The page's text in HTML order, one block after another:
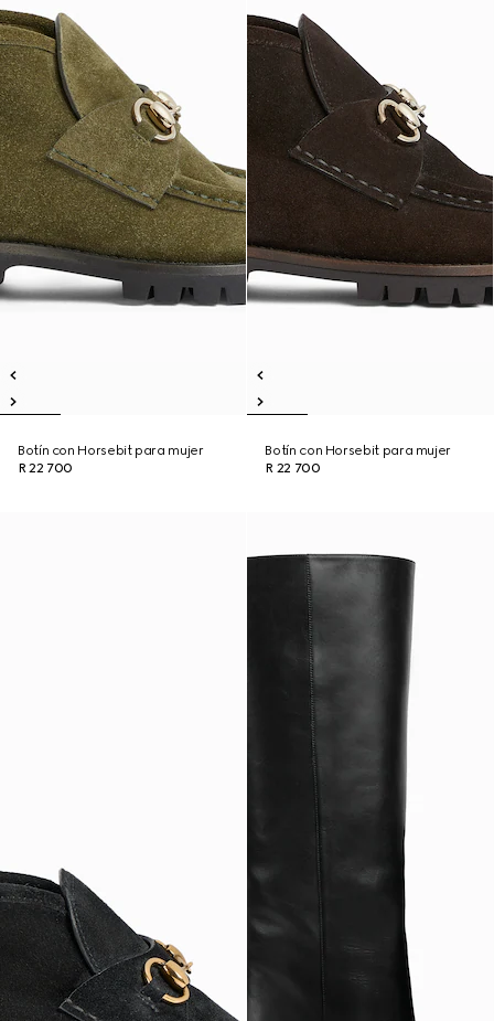
Botín con Horsebit para mujer
R 22 700
Botín con Horsebit para mujer
R 22 700